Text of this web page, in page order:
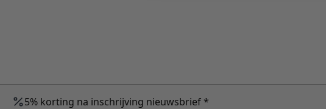
5% korting na inschrijving nieuwsbrief *